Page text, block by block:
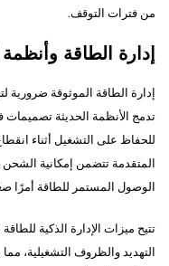
من فترات التوقف.
إدارة الطاقة
إدارة الطاقة الموثوقة
تدمج الأنظمة الحديثة تصميمات
للحفاظ على التشغيل أثناء
المتقدمة تتضمن إمكانية
الوصول المستمر للطاقة أمرًا
تتيح ميزات الإدارة الذكية
التهديد والظروف التشغيلية،